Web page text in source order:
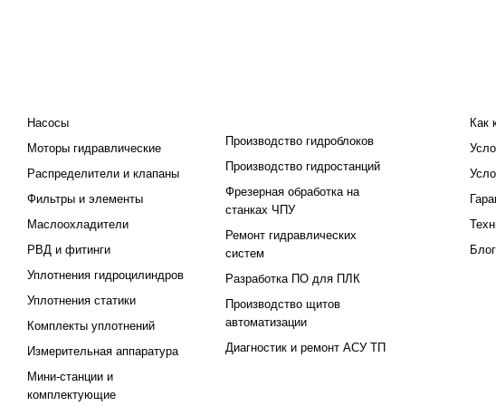
Насосы
Моторы гидравлические
Распределители и клапаны
Фильтры и элементы
Маслоохладители
РВД и фитинги
Уплотнения гидроцилиндров
Уплотнения статики
Комплекты уплотнений
Измерительная аппаратура
Мини-станции и
комплектующие
Производство гидроблоков
Производство гидростанций
Фрезерная обработка на
станках ЧПУ
Ремонт гидравлических
систем
Разработка ПО для ПЛК
Производство щитов
автоматизации
Диагностик и ремонт АСУ ТП
Как
Блог